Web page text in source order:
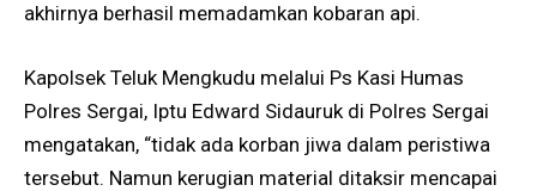
akhirnya berhasil memadamkan kobaran api.
Kapolsek Teluk Mengkudu melalui Ps Kasi Humas
Polres Sergai, Iptu Edward Sidauruk di Polres Sergai
mengatakan, “tidak ada korban jiwa dalam peristiwa
tersebut. Namun kerugian material ditaksir mencapai